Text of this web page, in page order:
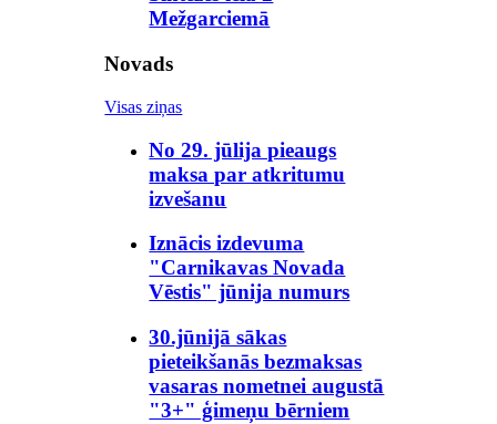
Mežgarciemā
Novads
Visas ziņas
No 29. jūlija pieaugs
maksa par atkritumu
izvešanu
Iznācis izdevuma
"Carnikavas Novada
Vēstis" jūnija numurs
30.jūnijā sākas
pieteikšanās bezmaksas
vasaras nometnei augustā
"3+" ģimeņu bērniem